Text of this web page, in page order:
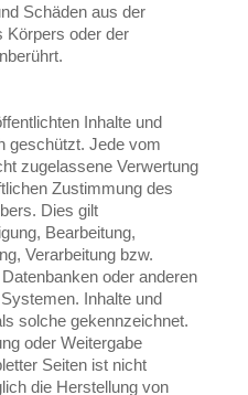
Schäden aus der
Körpers oder der
Inhalte und
geschützt. Jede vom
zugelassene Verwertung
Zustimmung des
Dies gilt
Bearbeitung,
Verarbeitung bzw.
oder anderen
Inhalte und
solche gekennzeichnet.
oder Weitergabe
Seiten ist nicht
die Herstellung von